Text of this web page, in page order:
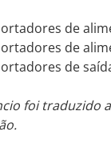
de
de
de
foi traduzido